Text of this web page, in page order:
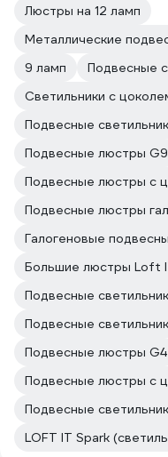
Люстры на 12 ламп
Металлические
9 ламп
Подвесные
Светильники с
Подвесные
Подвесные люстры G9
Подвесные люстры с
Подвесные люстры
Галогеновые
Большие люстры Loft
Подвесные
Подвесные
Подвесные люстры G4
Подвесные люстры с
Подвесные
LOFT IT Spark